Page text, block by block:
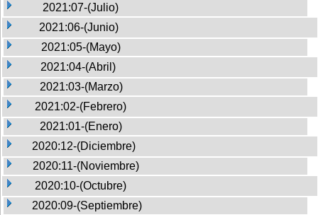
2021:07-(Julio)
2021:06-(Junio)
2021:05-(Mayo)
2021:04-(Abril)
2021:03-(Marzo)
2021:02-(Febrero)
2021:01-(Enero)
2020:12-(Diciembre)
2020:11-(Noviembre)
2020:10-(Octubre)
2020:09-(Septiembre)